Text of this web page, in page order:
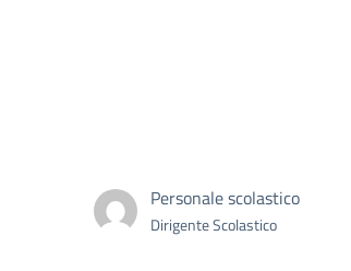
Personale scolastico
Dirigente Scolastico